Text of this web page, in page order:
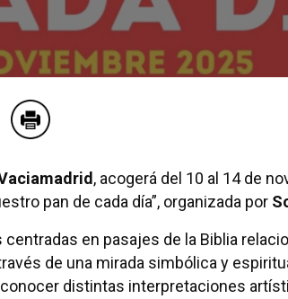
, acogerá del 10 al 14 de
pan de cada día”, organizada por
en pasajes de la Biblia
de una mirada simbólica y
distintas interpretaciones